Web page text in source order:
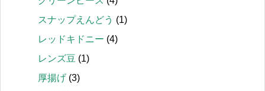
スナップえんどう (1)
レッドキドニー (4)
レンズ豆 (1)
厚揚げ (3)